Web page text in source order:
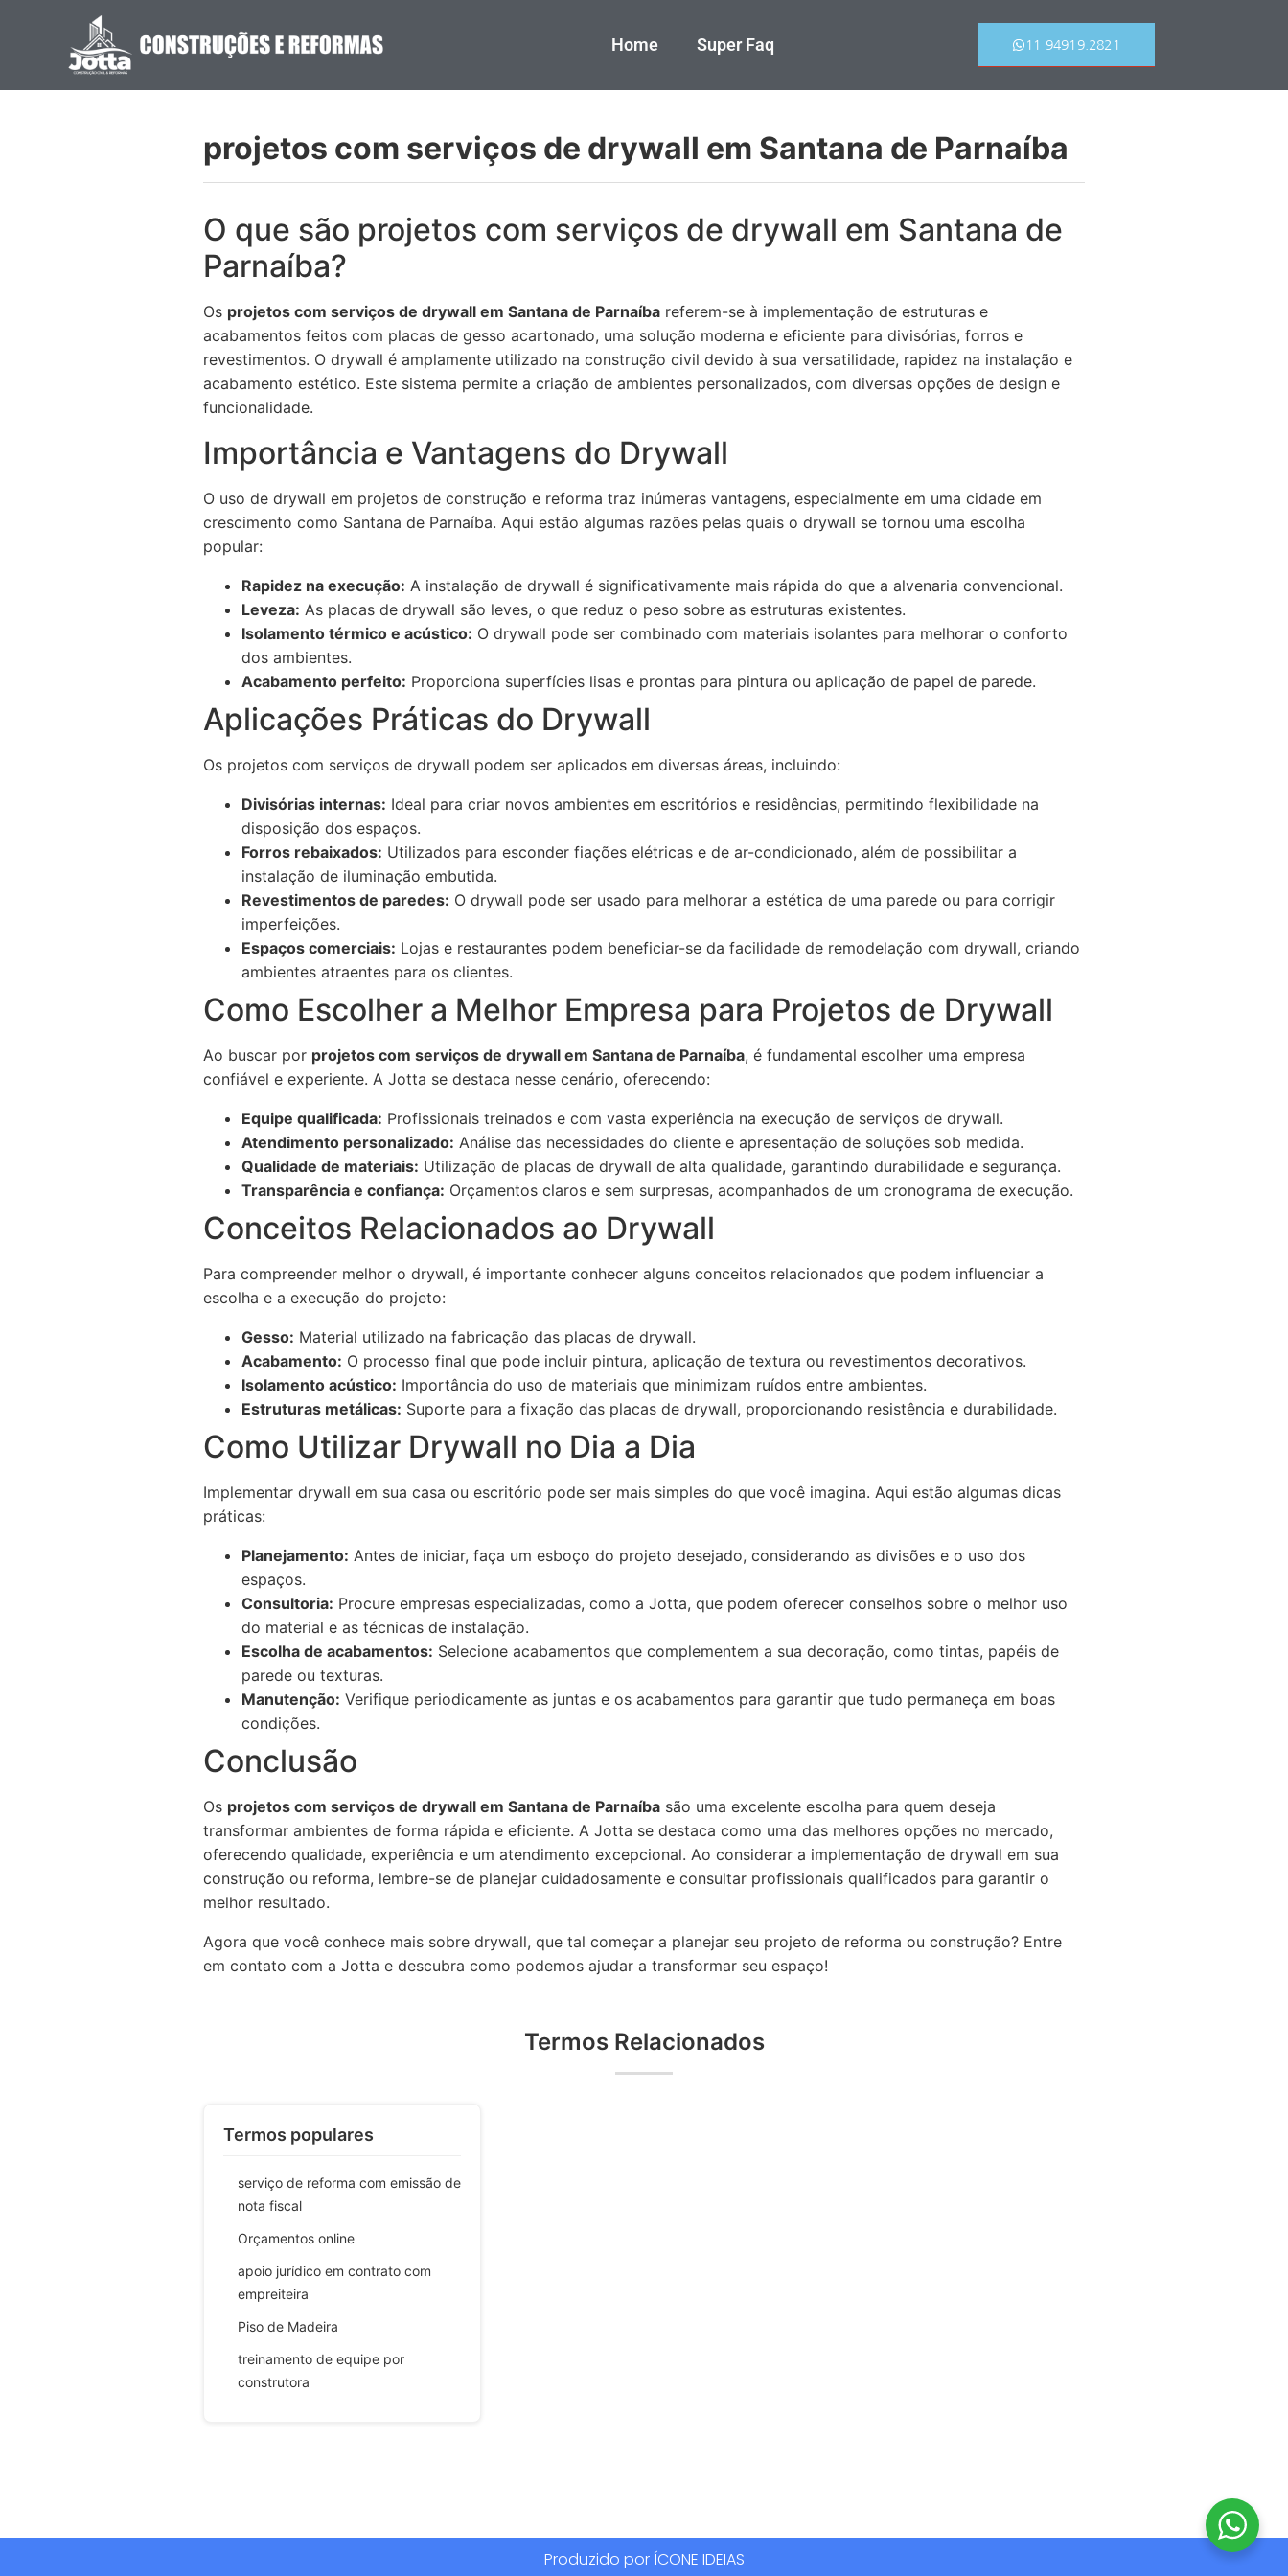
Home Super Faq 11 94919.2821
projetos com serviços de drywall em Santana de Parnaíba
O que são projetos com serviços de drywall em Santana de
Parnaíba?
Os projetos com serviços de drywall em Santana de Parnaíba referem-se à implementação de estruturas e
acabamentos feitos com placas de gesso acartonado, uma solução moderna e eficiente para divisórias, forros e
revestimentos. O drywall é amplamente utilizado na construção civil devido à sua versatilidade, rapidez na instalação e
acabamento estético. Este sistema permite a criação de ambientes personalizados, com diversas opções de design e
funcionalidade.
Importância e Vantagens do Drywall
O uso de drywall em projetos de construção e reforma traz inúmeras vantagens, especialmente em uma cidade em
crescimento como Santana de Parnaíba. Aqui estão algumas razões pelas quais o drywall se tornou uma escolha
popular:
Rapidez na execução: A instalação de drywall é significativamente mais rápida do que a alvenaria convencional.
Leveza: As placas de drywall são leves, o que reduz o peso sobre as estruturas existentes.
Isolamento térmico e acústico: O drywall pode ser combinado com materiais isolantes para melhorar o conforto
dos ambientes.
Acabamento perfeito: Proporciona superfícies lisas e prontas para pintura ou aplicação de papel de parede.
Aplicações Práticas do Drywall
Os projetos com serviços de drywall podem ser aplicados em diversas áreas, incluindo:
Divisórias internas: Ideal para criar novos ambientes em escritórios e residências, permitindo flexibilidade na
disposição dos espaços.
Forros rebaixados: Utilizados para esconder fiações elétricas e de ar-condicionado, além de possibilitar a
instalação de iluminação embutida.
Revestimentos de paredes: O drywall pode ser usado para melhorar a estética de uma parede ou para corrigir
imperfeições.
Espaços comerciais: Lojas e restaurantes podem beneficiar-se da facilidade de remodelação com drywall, criando
ambientes atraentes para os clientes.
Como Escolher a Melhor Empresa para Projetos de Drywall
Ao buscar por projetos com serviços de drywall em Santana de Parnaíba, é fundamental escolher uma empresa
confiável e experiente. A Jotta se destaca nesse cenário, oferecendo:
Equipe qualificada: Profissionais treinados e com vasta experiência na execução de serviços de drywall.
Atendimento personalizado: Análise das necessidades do cliente e apresentação de soluções sob medida.
Qualidade de materiais: Utilização de placas de drywall de alta qualidade, garantindo durabilidade e segurança.
Transparência e confiança: Orçamentos claros e sem surpresas, acompanhados de um cronograma de execução.
Conceitos Relacionados ao Drywall
Para compreender melhor o drywall, é importante conhecer alguns conceitos relacionados que podem influenciar a
escolha e a execução do projeto:
Gesso: Material utilizado na fabricação das placas de drywall.
Acabamento: O processo final que pode incluir pintura, aplicação de textura ou revestimentos decorativos.
Isolamento acústico: Importância do uso de materiais que minimizam ruídos entre ambientes.
Estruturas metálicas: Suporte para a fixação das placas de drywall, proporcionando resistência e durabilidade.
Como Utilizar Drywall no Dia a Dia
Implementar drywall em sua casa ou escritório pode ser mais simples do que você imagina. Aqui estão algumas dicas
práticas:
Planejamento: Antes de iniciar, faça um esboço do projeto desejado, considerando as divisões e o uso dos
espaços.
Consultoria: Procure empresas especializadas, como a Jotta, que podem oferecer conselhos sobre o melhor uso
do material e as técnicas de instalação.
Escolha de acabamentos: Selecione acabamentos que complementem a sua decoração, como tintas, papéis de
parede ou texturas.
Manutenção: Verifique periodicamente as juntas e os acabamentos para garantir que tudo permaneça em boas
condições.
Conclusão
Os projetos com serviços de drywall em Santana de Parnaíba são uma excelente escolha para quem deseja
transformar ambientes de forma rápida e eficiente. A Jotta se destaca como uma das melhores opções no mercado,
oferecendo qualidade, experiência e um atendimento excepcional. Ao considerar a implementação de drywall em sua
construção ou reforma, lembre-se de planejar cuidadosamente e consultar profissionais qualificados para garantir o
melhor resultado.
Agora que você conhece mais sobre drywall, que tal começar a planejar seu projeto de reforma ou construção? Entre
em contato com a Jotta e descubra como podemos ajudar a transformar seu espaço!
Termos Relacionados
Termos populares
serviço de reforma com emissão de
nota fiscal
Orçamentos online
apoio jurídico em contrato com
empreiteira
Piso de Madeira
treinamento de equipe por
construtora
Produzido por ÍCONE IDEIAS